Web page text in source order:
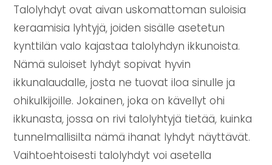
Talolyhdyt ovat aivan uskomattoman suloisia
keraamisia lyhtyjä, joiden sisälle asetetun
kynttilän valo kajastaa talolyhdyn ikkunoista.
Nämä suloiset lyhdyt sopivat hyvin
ikkunalaudalle, josta ne tuovat iloa sinulle ja
ohikulkijoille. Jokainen, joka on kävellyt ohi
ikkunasta, jossa on rivi talolyhtyjä tietää, kuinka
tunnelmallisilta nämä ihanat lyhdyt näyttävät.
Vaihtoehtoisesti talolyhdyt voi asetella